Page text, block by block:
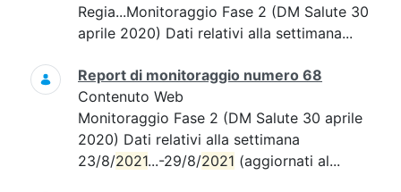
Regia...Monitoraggio Fase 2 (DM Salute 30
aprile 2020) Dati relativi alla settimana...
Report di monitoraggio numero 68
Contenuto Web
Monitoraggio Fase 2 (DM Salute 30 aprile
2020) Dati relativi alla settimana
23/8/2021...-29/8/2021 (aggiornati al...